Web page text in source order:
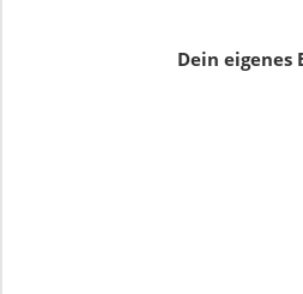
Dein eigenes